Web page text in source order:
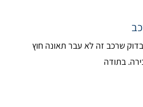
שרכב זה לא עבר תאונה חוץ
בתודה